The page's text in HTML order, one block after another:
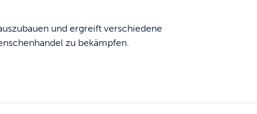
und ergreift verschiedene
zu bekämpfen.